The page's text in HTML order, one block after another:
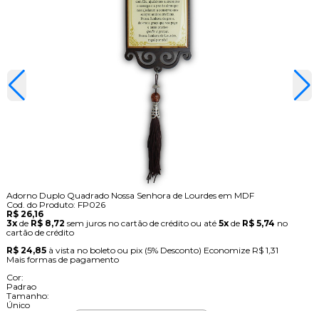
Adorno Duplo Quadrado Nossa Senhora de Lourdes em MDF
Cod. do Produto: FP026
R$ 26,16
3xde R$ 8,72 sem juros no cartão de crédito ou até 5xde R$ 5,74 no
cartão de crédito
R$ 24,85 à vista no boleto ou pix (5% Desconto) Economize R$ 1,31
Mais formas de pagamento
Cor:
Padrao
Tamanho:
Único